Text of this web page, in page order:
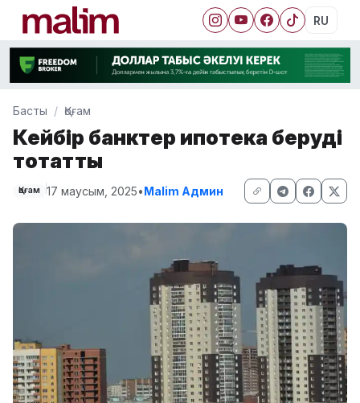
RU
Басты Қоғам
Кейбір банктер ипотека беруді
тоқтатты
Қоғам 17 маусым, 2025•Malim Админ